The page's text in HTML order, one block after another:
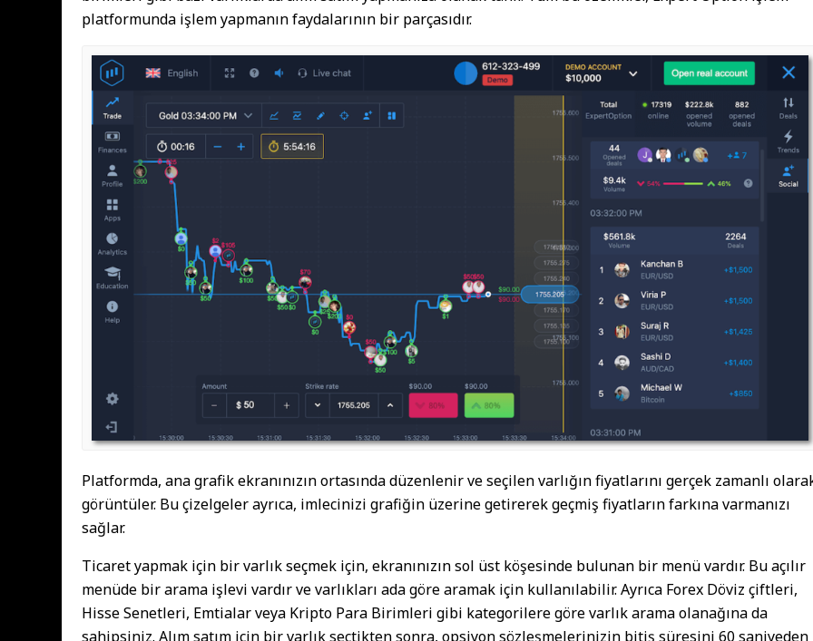
platformunda işlem yapmanın faydalarının bir parçasıdır.
Platformda, ana grafik ekranınızın ortasında düzenlenir ve seçilen varlığın fiyatlarını gerçek zamanlı
görüntüler. Bu çizelgeler ayrıca, imlecinizi grafiğin üzerine getirerek geçmiş fiyatların farkına varmanızı
sağlar.
Ticaret yapmak için bir varlık seçmek için, ekranınızın sol üst köşesinde bulunan bir menü vardır. Bu açılır
menüde bir arama işlevi vardır ve varlıkları ada göre aramak için kullanılabilir. Ayrıca Forex Döviz çiftleri,
Hisse Senetleri, Emtialar veya Kripto Para Birimleri gibi kategorilere göre varlık arama olanağına da
sahipsiniz. Alım satım için bir varlık seçtikten sonra, opsiyon sözleşmelerinizin bitiş süresini 60 saniyeden